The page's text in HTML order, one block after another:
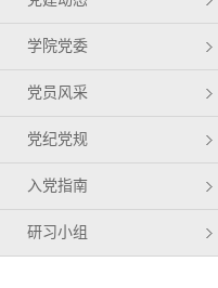
学院党委
党员风采
党纪党规
入党指南
研习小组